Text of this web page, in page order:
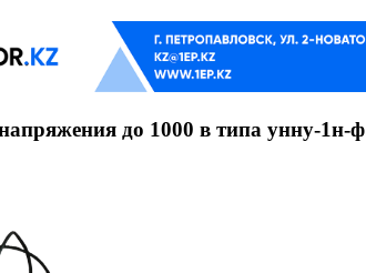
до 1000 в типа унну-1н-ф